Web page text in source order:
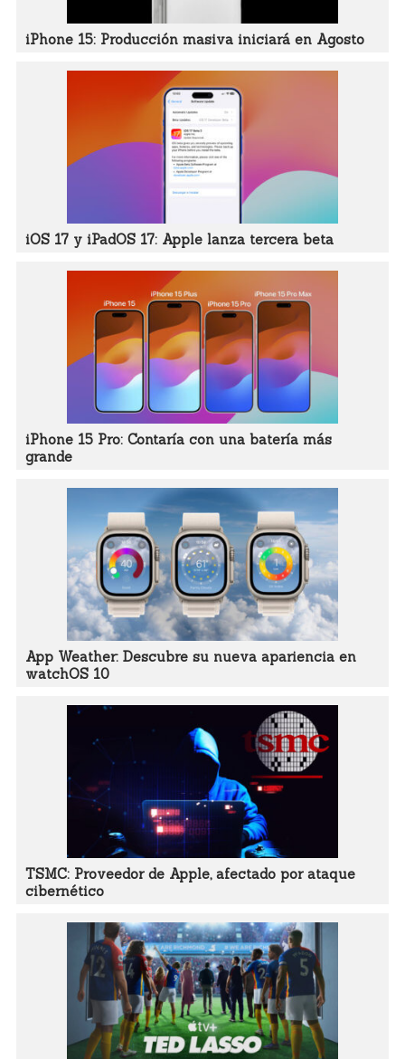
iPhone 15: Producción masiva iniciará en Agosto
iOS 17 y iPadOS 17: Apple lanza tercera beta
iPhone 15 Pro: Contaría con una batería más
grande
App Weather: Descubre su nueva apariencia en
watchOS 10
TSMC: Proveedor de Apple, afectado por ataque
cibernético